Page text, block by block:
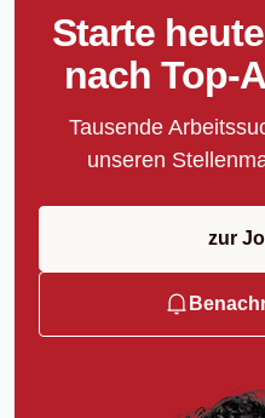
Starte
nach Top-
Tausende
unseren
zur